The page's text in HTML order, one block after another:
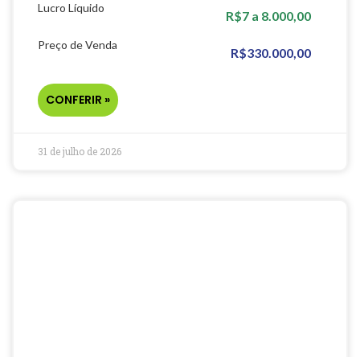
Lucro Líquido
R$7 a 8.000,00
Preço de Venda
R$330.000,00
CONFERIR »
31 de julho de 2026